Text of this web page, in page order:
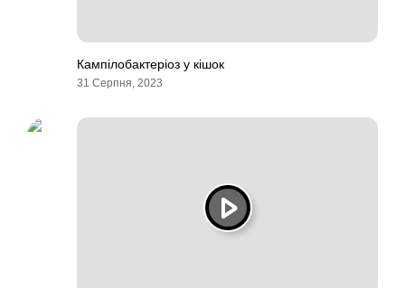
Кампілобактеріоз у кішок
31 Серпня, 2023